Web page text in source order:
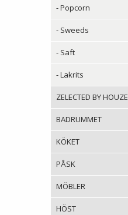
- Popcorn
- Sweeds
- Saft
- Lakrits
ZELECTED BY HOUZE
BADRUMMET
KÖKET
PÅSK
MÖBLER
HÖST